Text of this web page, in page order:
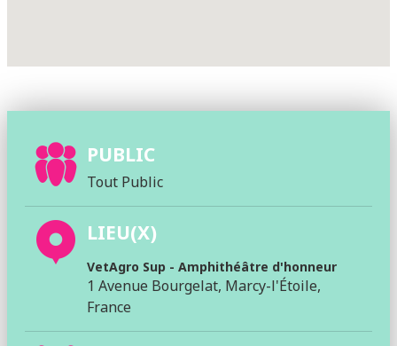
PUBLIC
Tout Public
LIEU(X)
VetAgro Sup - Amphithéâtre d'honneur
1 Avenue Bourgelat, Marcy-l'Étoile,
France